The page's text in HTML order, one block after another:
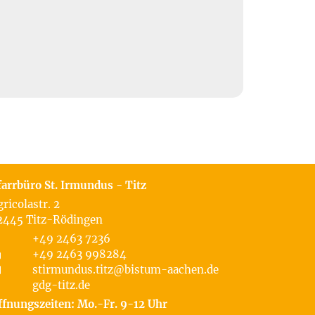
St. Irmundus - Titz
2
Titz-Rödingen
+49 2463 7236
+49 2463 998284
stirmundus.titz@bistum-aachen.de
gdg-titz.de
Mo.-Fr. 9-12 Uhr